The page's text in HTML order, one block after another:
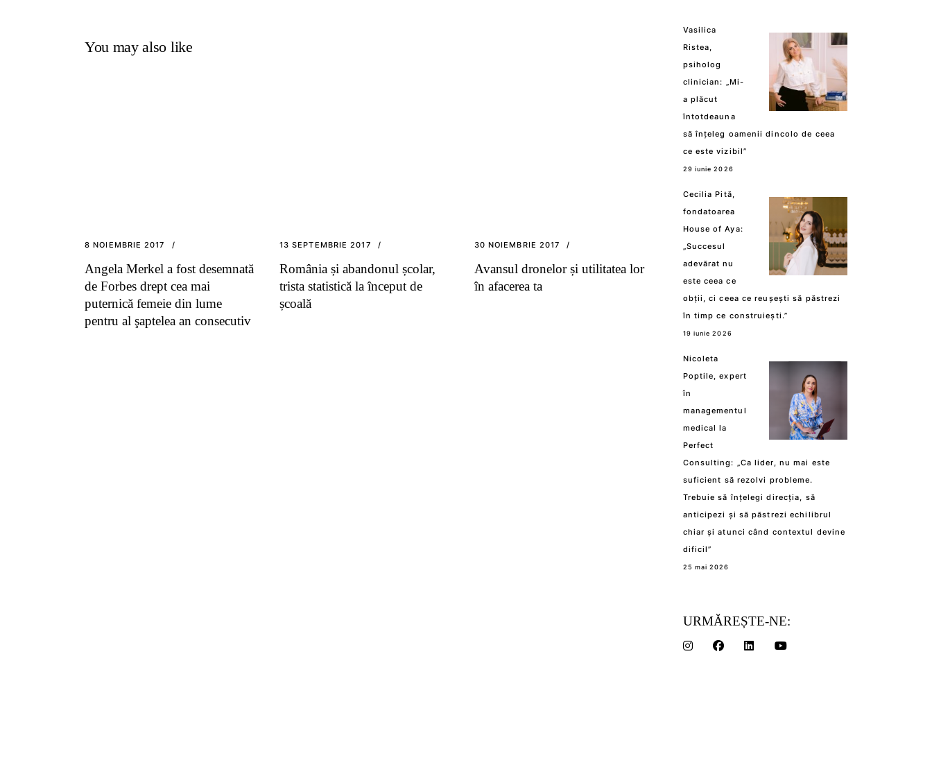
You may also like
8 NOIEMBRIE 2017
Angela Merkel a fost desemnată
de Forbes drept cea mai
puternică femeie din lume
pentru al şaptelea an consecutiv
13 SEPTEMBRIE 2017
România și abandonul școlar,
trista statistică la început de
școală
30 NOIEMBRIE 2017
Avansul dronelor și utilitatea lor
în afacerea ta
Vasilica
Ristea,
psiholog
clinician: „Mi-
a plăcut
întotdeauna
să înțeleg oamenii dincolo de ceea
ce este vizibil”
29 iunie 2026
Cecilia Pită,
fondatoarea
House of Aya:
„Succesul
adevărat nu
este ceea ce
obții, ci ceea ce reușești să păstrezi
în timp ce construiești.”
19 iunie 2026
Nicoleta
Poptile, expert
în
managementul
medical la
Perfect
Consulting: „Ca lider, nu mai este
suficient să rezolvi probleme.
Trebuie să înțelegi direcția, să
anticipezi și să păstrezi echilibrul
chiar și atunci când contextul devine
dificil”
25 mai 2026
URMĂREȘTE-NE: